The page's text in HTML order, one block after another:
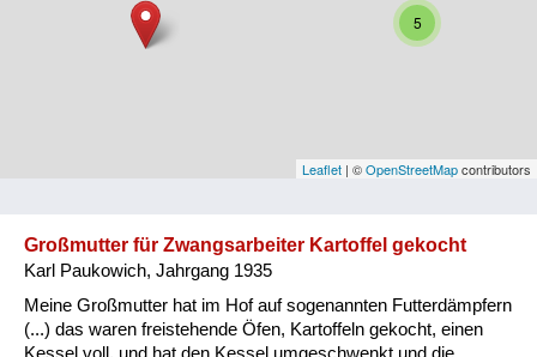
Vorarlberg
Kategorie
Besatzungsmächte
5
Leaflet | ©OpenStreetMapcontributors
Großmutter für Zwangsarbeiter Kartoffel gekocht
Karl Paukowich, Jahrgang 1935
Meine Großmutter hat im Hof auf sogenannten Futterdämpfern
(...) das waren freistehende Öfen, Kartoffeln gekocht, einen
Kessel voll, und hat den Kessel umgeschwenkt und die